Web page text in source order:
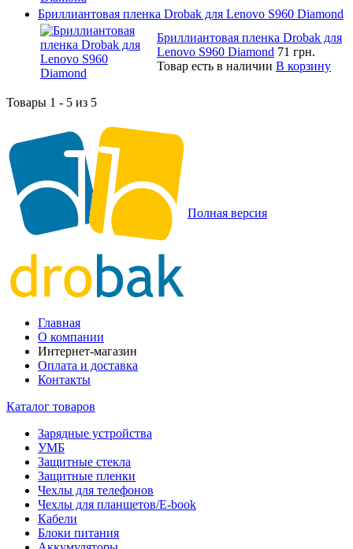
Бриллиантовая пленка Drobak для Lenovo S960 Diamond
Бриллиантовая пленка Drobak для
Lenovo S960 Diamond 71 грн.
Товар есть в наличии В корзину
Товары 1 - 5 из 5
Полная версия
Главная
О компании
Интернет-магазин
Оплата и доставка
Контакты
Каталог товаров
Зарядные устройства
УМБ
Защитные стекла
Защитные пленки
Чехлы для телефонов
Чехлы для планшетов/E-book
Кабели
Блоки питания